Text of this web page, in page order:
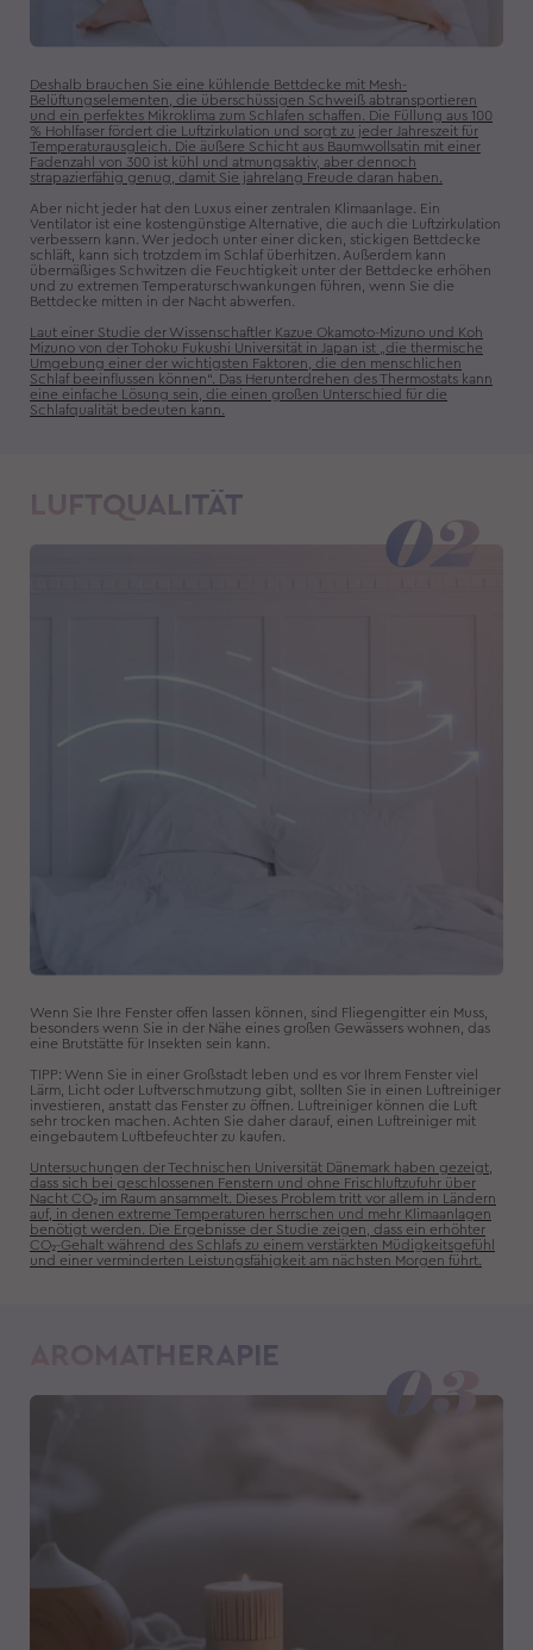
Deshalb brauchen Sie eine kühlende Bettdecke mit Mesh-
Belüftungselementen, die überschüssigen Schweiß abtransportieren
und ein perfektes Mikroklima zum Schlafen schaffen. Die Füllung aus 100
% Hohlfaser fördert die Luftzirkulation und sorgt zu jeder Jahreszeit für
Temperaturausgleich. Die äußere Schicht aus Baumwollsatin mit einer
Fadenzahl von 300 ist kühl und atmungsaktiv, aber dennoch
strapazierfähig genug, damit Sie jahrelang Freude daran haben.
Aber nicht jeder hat den Luxus einer zentralen Klimaanlage. Ein
Ventilator ist eine kostengünstige Alternative, die auch die Luftzirkulation
verbessern kann. Wer jedoch unter einer dicken, stickigen Bettdecke
schläft, kann sich trotzdem im Schlaf überhitzen. Außerdem kann
übermäßiges Schwitzen die Feuchtigkeit unter der Bettdecke erhöhen
und zu extremen Temperaturschwankungen führen, wenn Sie die
Bettdecke mitten in der Nacht abwerfen.
Laut einer Studie der Wissenschaftler Kazue Okamoto-Mizuno und Koh
Mizuno von der Tohoku Fukushi Universität in Japan ist „die thermische
Umgebung einer der wichtigsten Faktoren, die den menschlichen
Schlaf beeinflussen können“. Das Herunterdrehen des Thermostats kann
eine einfache Lösung sein, die einen großen Unterschied für die
Schlafqualität bedeuten kann.
Wenn Sie Ihre Fenster offen lassen können, sind Fliegengitter ein Muss,
besonders wenn Sie in der Nähe eines großen Gewässers wohnen, das
eine Brutstätte für Insekten sein kann.
TIPP: Wenn Sie in einer Großstadt leben und es vor Ihrem Fenster viel
Lärm, Licht oder Luftverschmutzung gibt, sollten Sie in einen Luftreiniger
investieren, anstatt das Fenster zu öffnen. Luftreiniger können die Luft
sehr trocken machen. Achten Sie daher darauf, einen Luftreiniger mit
eingebautem Luftbefeuchter zu kaufen.
Untersuchungen der Technischen Universität Dänemark haben gezeigt,
dass sich bei geschlossenen Fenstern und ohne Frischluftzufuhr über
Nacht CO₂ im Raum ansammelt. Dieses Problem tritt vor allem in Ländern
auf, in denen extreme Temperaturen herrschen und mehr Klimaanlagen
benötigt werden. Die Ergebnisse der Studie zeigen, dass ein erhöhter
CO₂-Gehalt während des Schlafs zu einem verstärkten Müdigkeitsgefühl
und einer verminderten Leistungsfähigkeit am nächsten Morgen führt.
LUFTQUALITÄT
AROMATHERAPIE